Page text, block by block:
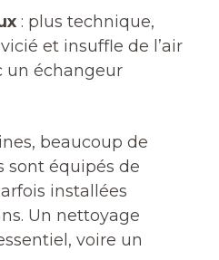
: plus technique,
et insuffle de l’air
un échangeur
beaucoup de
sont équipés de
installées
Un nettoyage
voire un